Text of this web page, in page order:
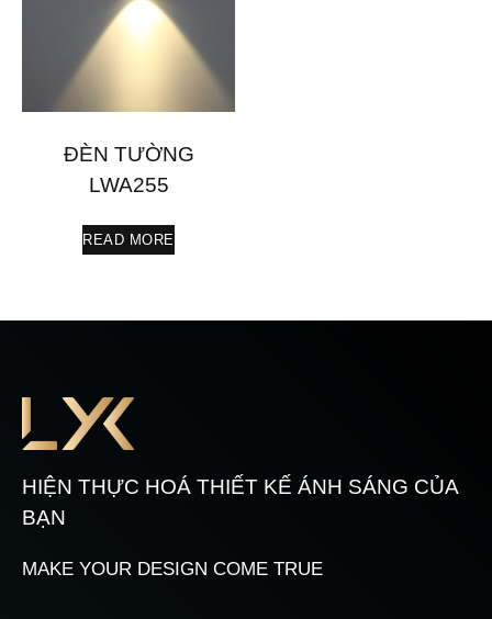
ĐÈN TƯỜNG
LWA255
READ MORE
HIỆN THỰC HOÁ THIẾT KẾ ÁNH SÁNG CỦA
BẠN
MAKE YOUR DESIGN COME TRUE